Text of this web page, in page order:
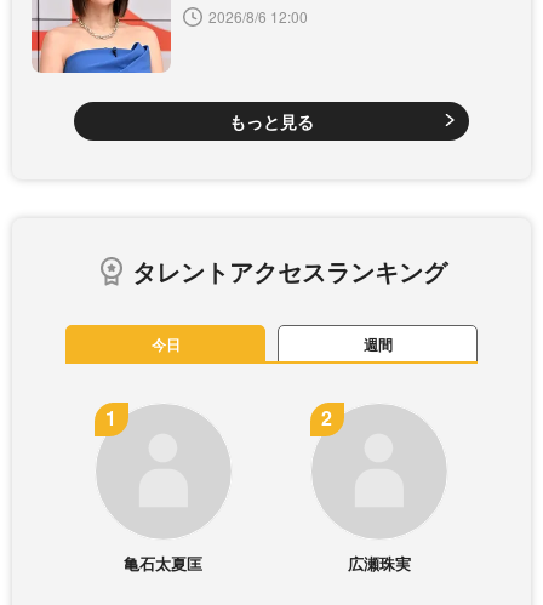
2026/8/6 12:00
もっと見る
タレントアクセスランキング
今日 週間
亀石太夏匡 広瀬珠実